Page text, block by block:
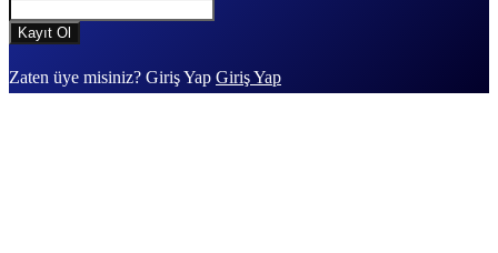
Zaten üye misiniz? Giriş Yap Giriş Yap